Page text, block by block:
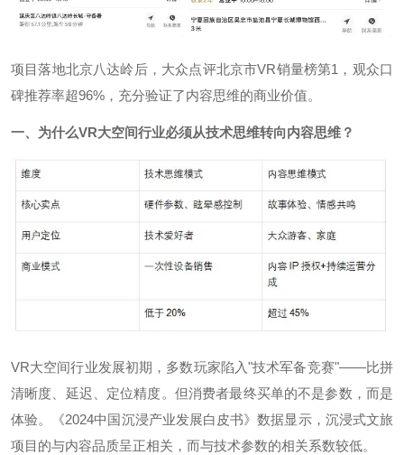
项目落地北京八达岭后，大众点评北京市VR销量榜第1，观众口
碑推荐率超96%，充分验证了内容思维的商业价值。
一、为什么VR大空间行业必须从技术思维转向内容思维？
VR大空间行业发展初期，多数玩家陷入"技术军备竞赛"——比拼
清晰度、延迟、定位精度。但消费者最终买单的不是参数，而是
体验。《2024中国沉浸产业发展白皮书》数据显示，沉浸式文旅
项目的与内容品质呈正相关，而与技术参数的相关系数较低。